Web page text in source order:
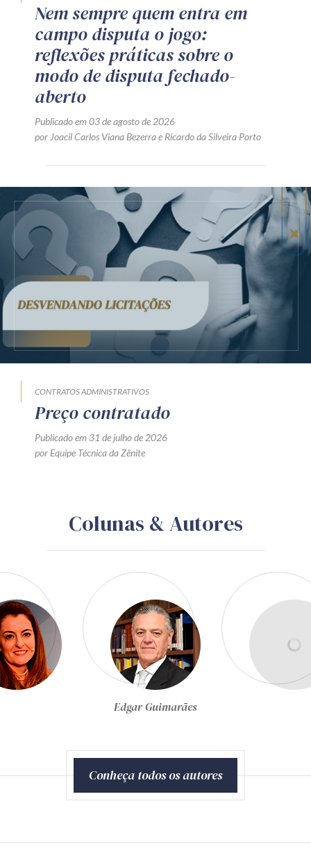
Nem sempre quem entra em
campo disputa o jogo:
reflexões práticas sobre o
modo de disputa fechado-
aberto
Publicado em 03 de agosto de 2026
por Joacil Carlos Viana Bezerrae Ricardo da Silveira Porto
CONTRATOS ADMINISTRATIVOS
Preço contratado
Publicado em 31 de julho de 2026
por Equipe Técnica da Zênite
Colunas & Autores
Egon Bockmann Moreira
Conheça todos os autores